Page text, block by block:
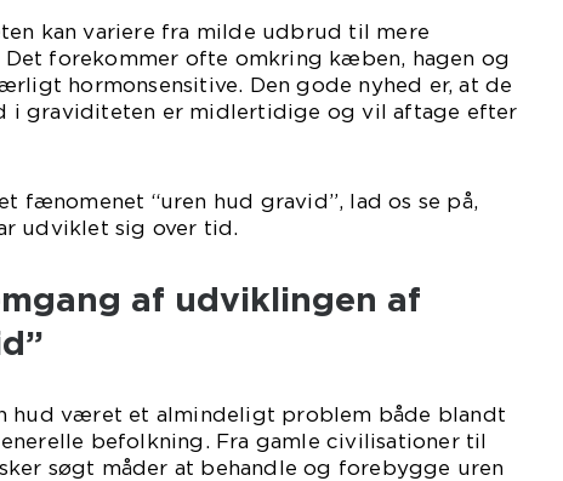
kan variere fra milde udbrud til mere
forekommer ofte omkring kæben, hagen og
hormonsensitive. Den gode nyhed er, at de
i graviditeten er midlertidige og vil aftage efter
fænomenet “uren hud gravid”, lad os se på,
udviklet sig over tid.
af udviklingen af
hud været et almindeligt problem både blandt
befolkning. Fra gamle civilisationer til
søgt måder at behandle og forebygge uren